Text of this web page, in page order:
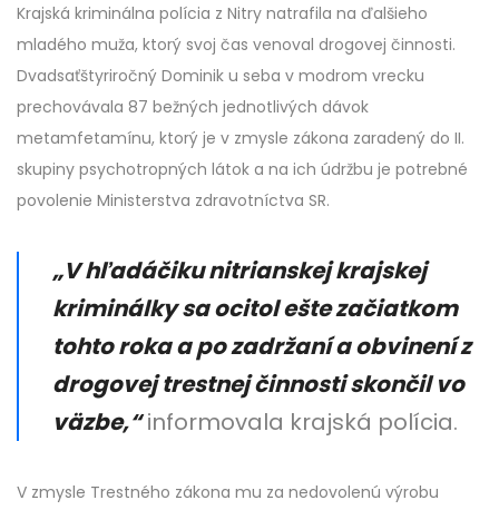
Krajská kriminálna polícia z Nitry natrafila na ďalšieho
mladého muža, ktorý svoj čas venoval drogovej činnosti.
Dvadsaťštyriročný Dominik u seba v modrom vrecku
prechovávala 87 bežných jednotlivých dávok
metamfetamínu, ktorý je v zmysle zákona zaradený do II.
skupiny psychotropných látok a na ich údržbu je potrebné
povolenie Ministerstva zdravotníctva SR.
„V hľadáčiku nitrianskej krajskej
kriminálky sa ocitol ešte začiatkom
tohto roka a po zadržaní a obvinení z
drogovej trestnej činnosti skončil vo
väzbe,“informovala krajská polícia.
V zmysle Trestného zákona mu za nedovolenú výrobu